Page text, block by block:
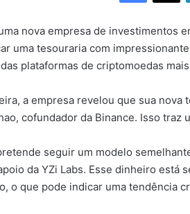
nova empresa de investimentos
uma tesouraria com
plataformas de criptomoedas
a empresa revelou que sua nova
cofundador da Binance. Isso
seguir um modelo
da YZi Labs. Esse dinheiro está
o que pode indicar uma tendência